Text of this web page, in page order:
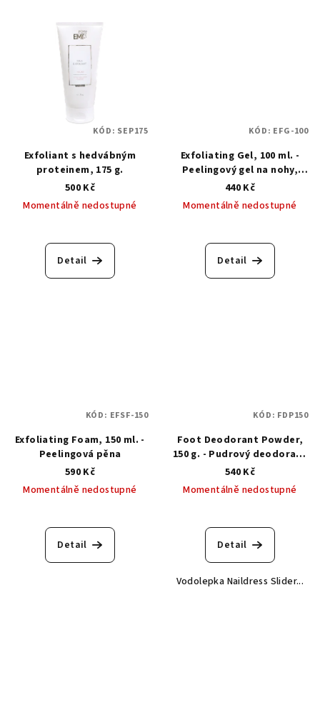
Exfoliant s hedvábným
proteinem, 175 g.
500 Kč
Momentálně nedostupné
Detail
KÓD: SEP175
Exfoliating Gel, 100 ml. -
Peelingový gel na nohy,
keratolytic
440 Kč
Momentálně nedostupné
Detail
KÓD: EFG-100
Exfoliating Foam, 150 ml. -
Peelingová pěna
590 Kč
Momentálně nedostupné
Detail
KÓD: EFSF-150
Foot Deodorant Powder,
150 g. - Pudrový deodorant
na nohy
540 Kč
Momentálně nedostupné
Detail
Vodolepka Naildress Slider...
KÓD: FDP150